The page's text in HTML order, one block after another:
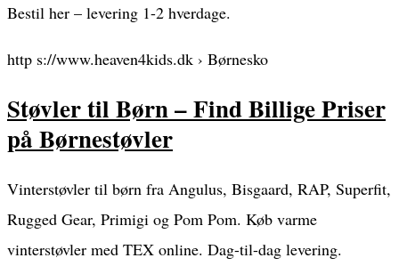
Bestil her – levering 1-2 hverdage.
http s://www.heaven4kids.dk › Børnesko
Støvler til Børn – Find Billige Priser
på Børnestøvler
Vinterstøvler til børn fra Angulus, Bisgaard, RAP, Superfit,
Rugged Gear, Primigi og Pom Pom. Køb varme
vinterstøvler med TEX online. Dag-til-dag levering.